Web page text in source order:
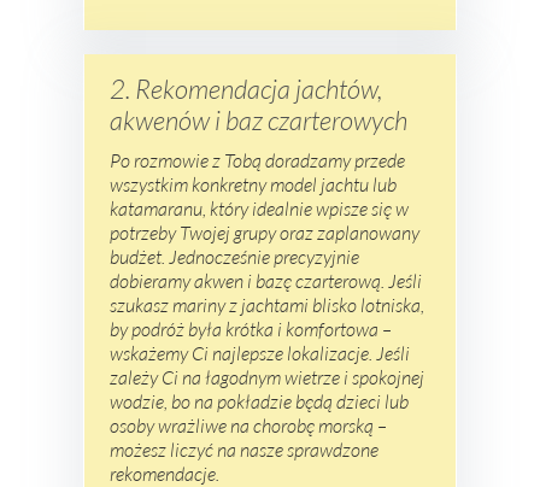
2. Rekomendacja jachtów,
akwenów i baz czarterowych
Po rozmowie z Tobą doradzamy przede
wszystkim konkretny model jachtu lub
katamaranu, który idealnie wpisze się w
potrzeby Twojej grupy oraz zaplanowany
budżet. Jednocześnie precyzyjnie
dobieramy akwen i bazę czarterową. Jeśli
szukasz mariny z jachtami blisko lotniska,
by podróż była krótka i komfortowa –
wskażemy Ci najlepsze lokalizacje. Jeśli
zależy Ci na łagodnym wietrze i spokojnej
wodzie, bo na pokładzie będą dzieci lub
osoby wrażliwe na chorobę morską –
możesz liczyć na nasze sprawdzone
rekomendacje.